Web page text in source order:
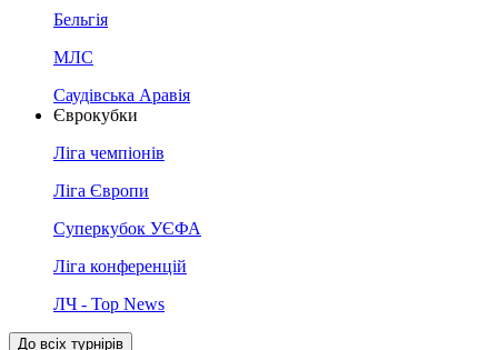
Бельгія
МЛС
Саудівська Аравія
Єврокубки
Ліга чемпіонів
Ліга Європи
Суперкубок УЄФА
Ліга конференцій
ЛЧ - Top News
До всіх турнірів